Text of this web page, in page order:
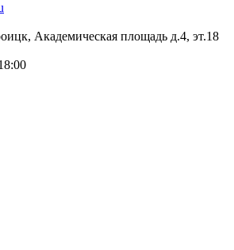
Академическая площадь д.4, эт.18